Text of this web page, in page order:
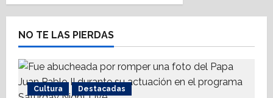
i
g
a
t
NO TE LAS PIERDAS
Cultura Destacadas